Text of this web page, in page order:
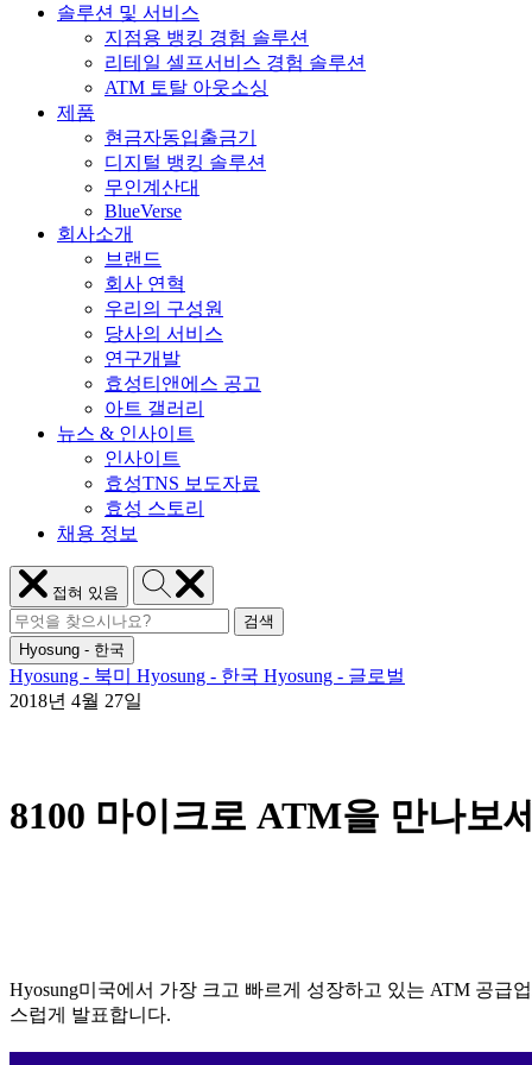
기
솔루션 및 서비스
지점용 뱅킹 경험 솔루션
리테일 셀프서비스 경험 솔루션
ATM 토탈 아웃소싱
제품
현금자동입출금기
디지털 뱅킹 솔루션
무인계산대
BlueVerse
회사소개
브랜드
회사 연혁
우리의 구성원
당사의 서비스
연구개발
효성티앤에스 공고
아트 갤러리
뉴스 & 인사이트
인사이트
효성TNS 보도자료
효성 스토리
채용 정보
메
뉴
닫
기
접혀 있음
Hyosung
검
색
검
색
어:
Hyosung
검
검색
Hyosung - 한국
Hyosung - 북미 Hyosung - 한국 Hyosung - 글로벌
2018년 4월 27일
8100 마이크로 ATM을 만나보
Hyosung미국에서 가장 크고 빠르게 성장하고 있는 ATM 공급
스럽게 발표합니다.